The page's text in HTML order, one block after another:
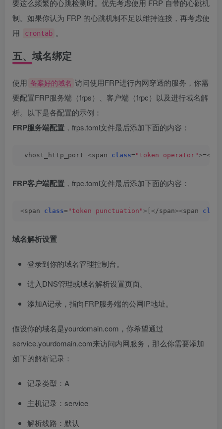
要这么频繁的心跳检测时。优先考虑使用 FRP 自带的心跳机
制。如果你认为 FRP 的心跳机制不足以维持连接，再考虑使
用
crontab 。
五、域名绑定
使用 备案好的域名 访问使用FRP进行内网穿透的服务，你需
要配置FRP服务端（frps）、客户端（frpc）以及进行域名解
析。以下是各配置的示例：
FRP服务端配置 ，frps.toml文件最后添加下面的内容：
vhost_http_port <span class= "token operator">=<
FRP客户端配置 ，frpc.toml文件最后添加下面的内容：
<span class= "token punctuation">[< /span><span class
域名解析设置
登录到你的域名管理控制台。
进入DNS管理或域名解析设置页面。
添加A记录，指向FRP服务端的公网IP地址。
假设你的域名是yourdomain.com，你希望通过
service.yourdomain.com来访问内网服务，那么你需要添加
如下的解析记录：
记录类型：A
主机记录：service
解析线路：默认